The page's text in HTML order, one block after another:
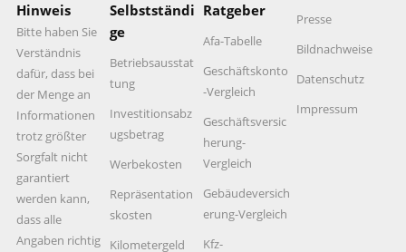
Hinweis
Bitte haben Sie
Verständnis
dafür, dass bei
der Menge an
Informationen
trotz größter
Sorgfalt nicht
garantiert
werden kann,
dass alle
Angaben richtig
Selbstständi
ge
Betriebsausstat
tung
Investitionsabz
ugsbetrag
Werbekosten
Repräsentation
skosten
Kilometergeld
Ratgeber
Afa-Tabelle
Geschäftskonto
-Vergleich
Geschäftsversic
herung-
Vergleich
Gebäudeversich
erung-Vergleich
Kfz-
Presse
Bildnachweise
Datenschutz
Impressum